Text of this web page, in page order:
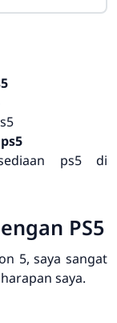
ps5 di
PS5
5, saya sangat
saya.